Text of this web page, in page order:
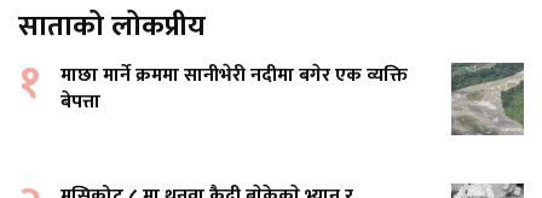
साताको लोकप्रीय
१
माछा मार्ने क्रममा सानीभेरी नदीमा बगेर एक व्यक्ति
बेपत्ता